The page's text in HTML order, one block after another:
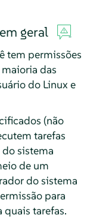
geral
tem permissões
das
do Linux e
(não
tarefas
sistema
de um
do sistema
para
quais tarefas.